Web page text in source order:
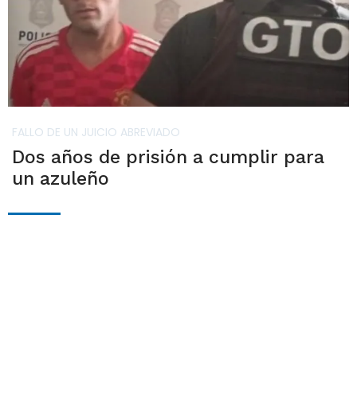
FALLO DE UN JUICIO ABREVIADO
Dos años de prisión a cumplir para
un azuleño